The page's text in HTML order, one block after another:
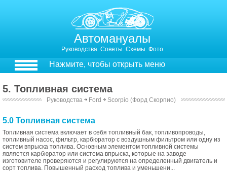
Автомануалы
Руководства. Советы. Схемы. Фото
Нажмите, чтобы открыть меню
5. Топливная система
Руководства ￫ Ford ￫ Scorpio (Форд Скорпио)
5.0 Топливная система
Топливная система включает в себя топливный бак, топливопроводы,
топливный насос, фильтр, карбюратор с воздушным фильтром или одну из
систем впрыска топлива. Основным элементом топливной системы
является карбюратор или система впрыска, которые на заводе
изготовителе проверяются и регулируются на определенный двигатель и
сорт топлива. Повышенный расход топлива и уменьшени...